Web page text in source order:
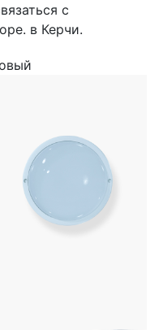
с
в Керчи.